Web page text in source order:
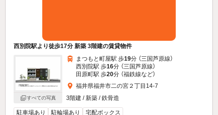
西別院駅より徒歩17分 新築 3階建の賃貸物件
すべての写真
まつもと町屋駅 歩19分 （三国芦原線）
西別院駅 歩16分 （三国芦原線）
田原町駅 歩20分 （福鉄線など）
福井県福井市二の宮２丁目14-7
3階建 / 新築 / 鉄骨造
駐車場あり 駐輪場あり 宅配ボックス